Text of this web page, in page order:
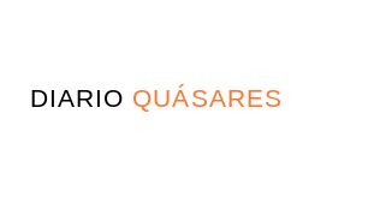
DIARIO QUÁSARES